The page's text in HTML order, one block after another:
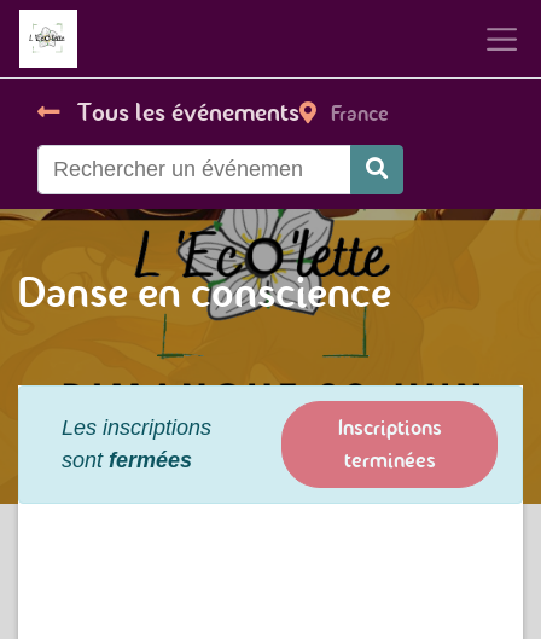
Tous les événements France
Danse en conscience
Les inscriptions
sont fermées
Inscriptions
terminées